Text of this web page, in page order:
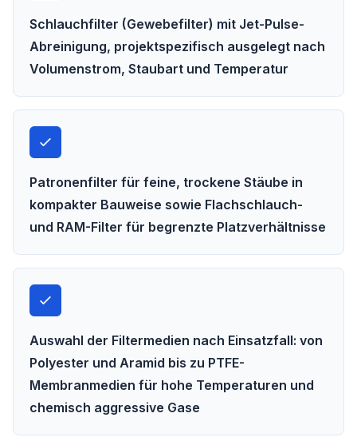
Schlauchfilter (Gewebefilter) mit Jet-Pulse-
Abreinigung, projektspezifisch ausgelegt nach
Volumenstrom, Staubart und Temperatur
Patronenfilter für feine, trockene Stäube in
kompakter Bauweise sowie Flachschlauch-
und RAM-Filter für begrenzte Platzverhältnisse
Auswahl der Filtermedien nach Einsatzfall: von
Polyester und Aramid bis zu PTFE-
Membranmedien für hohe Temperaturen und
chemisch aggressive Gase